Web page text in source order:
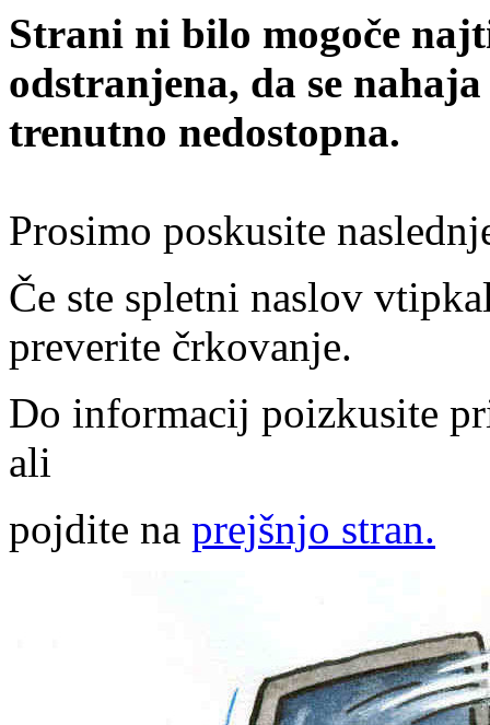
Strani ni bilo mogoče
odstranjena, da se
trenutno nedostopna.
Prosimo poskusite
Če ste spletni naslov
preverite črkovanje.
Do informacij poizkusite
ali
pojdite na prejšnjo stran.